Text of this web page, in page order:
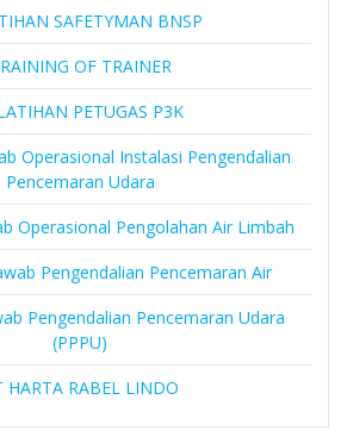
SAFETYMAN BNSP
OF TRAINER
PETUGAS P3K
Operasional Instalasi Pengendalian
Pencemaran Udara
Operasional Pengolahan Air Limbah
Pengendalian Pencemaran Air
Pengendalian Pencemaran Udara
(PPPU)
HARTA RABEL LINDO